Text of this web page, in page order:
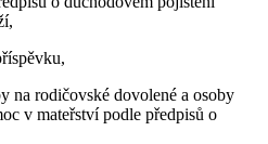
na rodičovské dovolené a osoby
v mateřství podle předpisů o